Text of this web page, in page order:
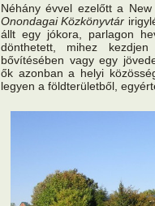
Néhány évvel ezelőtt a
Onondagai Közkönyvtár
állt egy jókora, parlagon
dönthetett, mihez
bővítésében vagy egy
ők azonban a helyi
legyen a földterületből,